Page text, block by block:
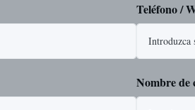
Teléfono /
Nombre de